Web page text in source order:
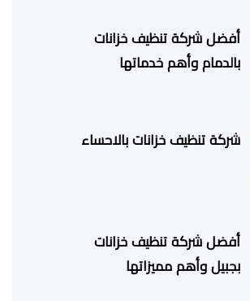
أفضل شركة تنظيف خزانات
بالدمام وأهم خدماتها
شركة تنظيف خزانات بالاحساء
أفضل شركة تنظيف خزانات
بجبيل وأهم مميزاتها